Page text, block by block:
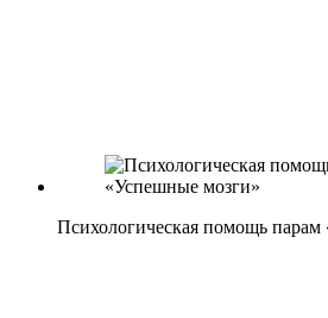
Психологическая помощь